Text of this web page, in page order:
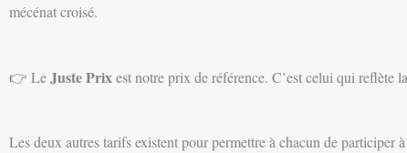
mécénat croisé.
👉 LeJuste Prixest notre prix de référence. C’est celui qui reflète
Les deux autres tarifs existent pour permettre à chacun de participer